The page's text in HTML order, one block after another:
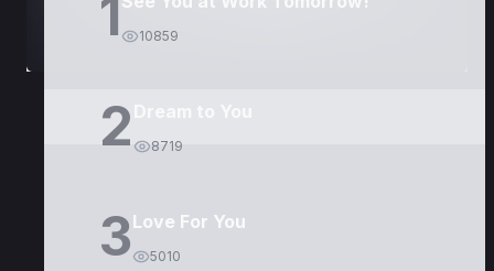
1 10859
2 8719
3Love For You
5010